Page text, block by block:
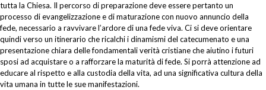
tutta la Chiesa. Il percorso di preparazione deve essere pertanto un
processo di evangelizzazione e di maturazione con nuovo annuncio della
fede, necessario a ravvivare l’ardore di una fede viva. Ci si deve orientare
quindi verso un itinerario che ricalchi i dinamismi del catecumenato e una
presentazione chiara delle fondamentali verità cristiane che aiutino i futuri
sposi ad acquistare o a rafforzare la maturità di fede. Si porrà attenzione ad
educare al rispetto e alla custodia della vita, ad una significativa cultura della
vita umana in tutte le sue manifestazioni.